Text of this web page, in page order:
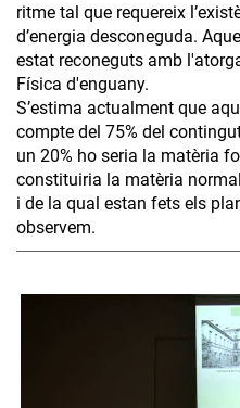
ritme tal que requereix
d’energia desconeguda.
estat reconeguts amb
Física d'enguany.
S’estima actualment que
compte del 75% del
un 20% ho seria la matèria
constituiria la matèria
i de la qual estan fets els
observem.